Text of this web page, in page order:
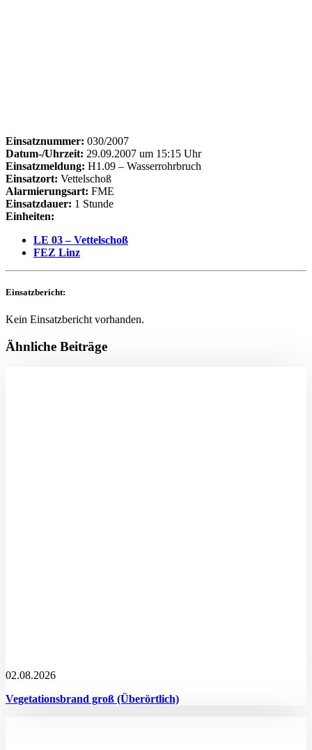
Einsatznummer: 030/2007
Datum-/Uhrzeit: 29.09.2007 um 15:15 Uhr
Einsatzmeldung: H1.09 – Wasserrohrbruch
Einsatzort: Vettelschoß
Alarmierungsart: FME
Einsatzdauer: 1 Stunde
Einheiten:
LE 03 – Vettelschoß
FEZ Linz
Einsatzbericht:
Kein Einsatzbericht vorhanden.
Ähnliche Beiträge
02.08.2026
Vegetationsbrand groß (Überörtlich)